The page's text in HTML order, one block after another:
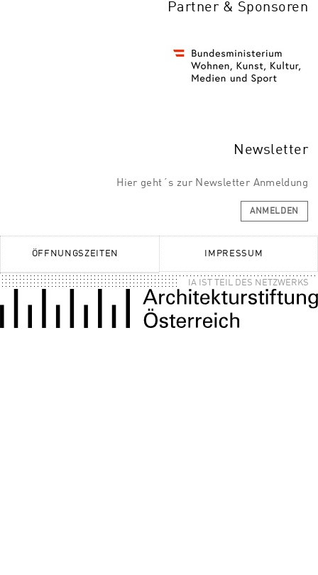
Partner & Sponsoren
Newsletter
Hier geht´s zur Newsletter Anmeldung
ANMELDEN
ÖFFNUNGSZEITEN IMPRESSUM
IA IST TEIL DES NETZWERKS